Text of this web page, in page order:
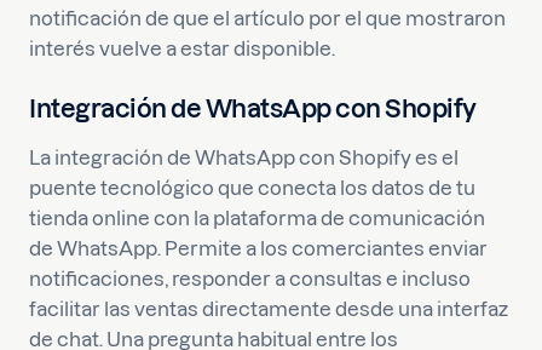
notificación de que el artículo por el que mostraron
interés vuelve a estar disponible.
Integración de WhatsApp con Shopify
La integración de WhatsApp con Shopify es el
puente tecnológico que conecta los datos de tu
tienda online con la plataforma de comunicación
de WhatsApp. Permite a los comerciantes enviar
notificaciones, responder a consultas e incluso
facilitar las ventas directamente desde una interfaz
de chat. Una pregunta habitual entre los